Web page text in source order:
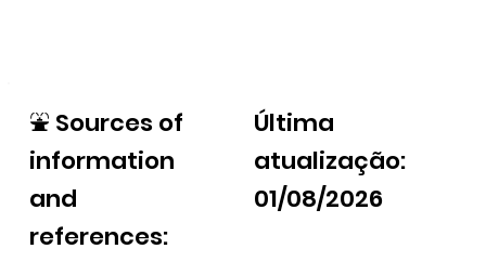
⛲ Sources of
information
and
references:
Última
atualização:
01/08/2026